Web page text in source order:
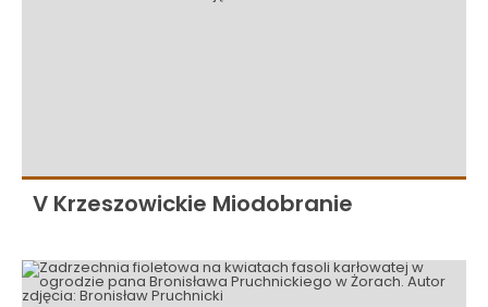
V Krzeszowickie Miodobranie